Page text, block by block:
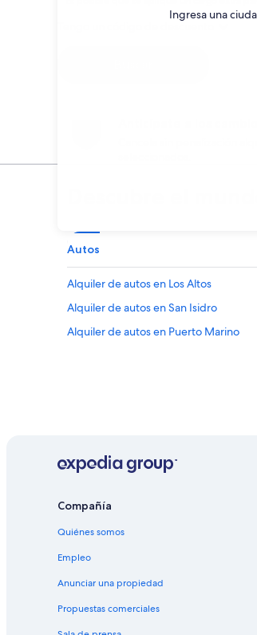
Ingresa una
Autos
Alquiler de autos en Los Altos
Alquiler de autos en San Isidro
Alquiler de autos en Puerto Marino
Compañía
Quiénes somos
Empleo
Anunciar una propiedad
Propuestas comerciales